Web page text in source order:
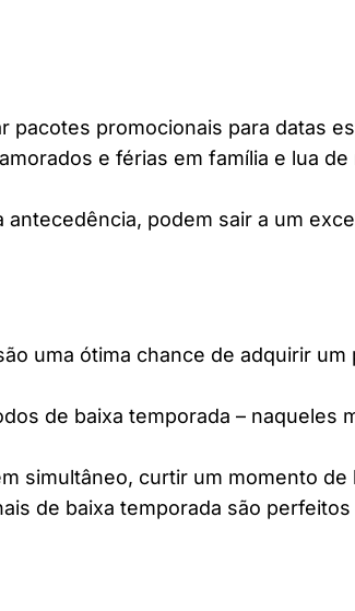
pacotes promocionais para datas
e férias em família e lua de
antecedência, podem sair a um
uma ótima chance de adquirir um
de baixa temporada – naqueles
simultâneo, curtir um momento de
de baixa temporada são perfeitos